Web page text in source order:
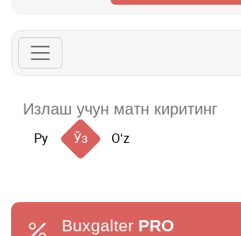
Ру Ўз Oʻz
Buxgalter PRO